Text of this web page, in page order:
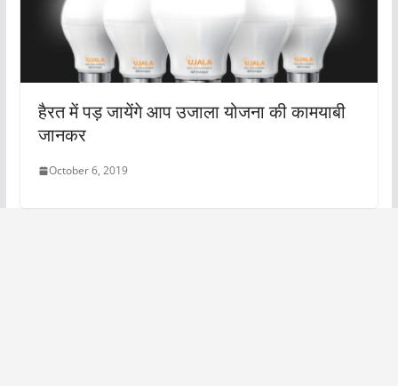
हैरत में पड़ जायेंगे आप उजाला योजना की कामयाबी
जानकर
October 6, 2019